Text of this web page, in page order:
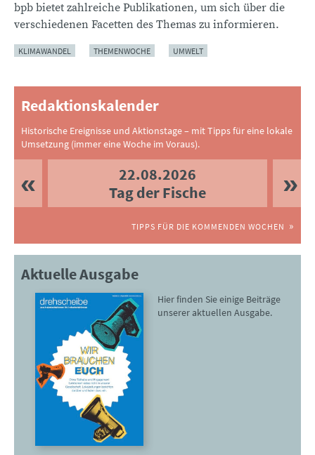
bpb bietet zahlreiche Publikationen, um sich über die
verschiedenen Facetten des Themas zu informieren.
KLIMAWANDEL THEMENWOCHE UMWELT
Redaktionskalender
Historische Ereignisse und Aktionstage – mit Tipps für eine lokale
Umsetzung (immer eine Woche im Voraus).
22.08.2026
Tag der Fische
TIPPS FÜR DIE KOMMENDEN WOCHEN
Aktuelle Ausgabe
Hier finden Sie einige Beiträge
unserer aktuellen Ausgabe.